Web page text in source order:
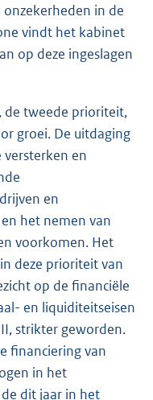
onzekerheden in de
vindt het kabinet
op deze ingeslagen
de tweede prioriteit,
groei. De uitdaging
versterken en
en
het nemen van
voorkomen. Het
deze prioriteit van
op de financiële
en liquiditeitseisen
strikter geworden.
financiering van
in het
dit jaar in het